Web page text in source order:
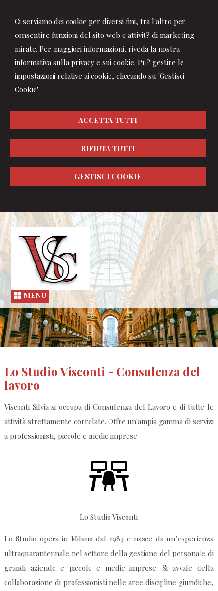
Ci serviamo dei cookie per diversi fini, tra l'altro per
consentire funzioni del sito web e attivit? di marketing
mirate. Per maggiori informazioni, riveda la nostra
informativa sulla privacy e sui cookie. Pu? gestire le
impostazioni relative ai cookie, cliccando su 'Gestisci
Cookie'
ACCETTA TUTTI
RIFIUTA TUTTI
GESTISCI COOKIE
MENU
Lo Studio Visconti - Consulenza del
lavoro
Visconti Silvia si occupa di Consulenza del Lavoro e di tutte le
attività strettamente correlate. Offre un'ampia gamma di servizi
a professionisti, piccole e medie imprese.
Lo Studio Visconti
Lo Studio opera in Milano dal 1983 e nasce da un’esperienza
ultraquarantennale nel settore della gestione del personale di
grandi aziende e piccole e medie imprese. Si avvale della
collaborazione di professionisti nelle aree discipline giuridiche,